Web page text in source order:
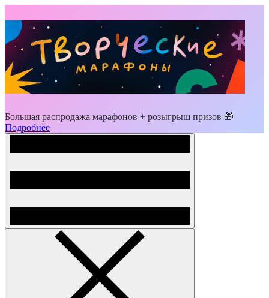
Большая распродажа марафонов + розыгрыш призов 🎁
Подробнее